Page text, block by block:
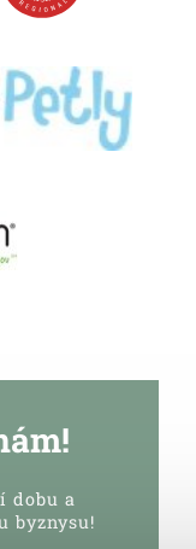
dobu a
byznysu!